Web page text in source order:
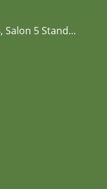
Salon 5 Stand...